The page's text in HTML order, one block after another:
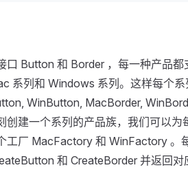
口 Button 和 Border ，每一种产品都
系列和 Windows 系列。这样每个系
WinButton, MacBorder,
创建一个系列的产品族，我们可以为
工厂 MacFactory 和 WinFactory 。
和 CreateBorder 并返回对